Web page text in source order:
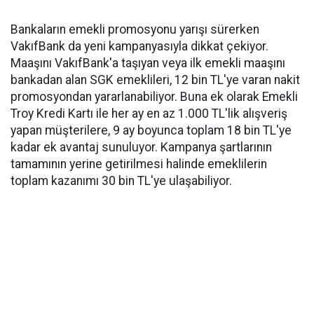
Bankaların emekli promosyonu yarışı sürerken
VakıfBank da yeni kampanyasıyla dikkat çekiyor.
Maaşını VakıfBank'a taşıyan veya ilk emekli maaşını
bankadan alan SGK emeklileri, 12 bin TL'ye varan nakit
promosyondan yararlanabiliyor. Buna ek olarak Emekli
Troy Kredi Kartı ile her ay en az 1.000 TL'lik alışveriş
yapan müşterilere, 9 ay boyunca toplam 18 bin TL'ye
kadar ek avantaj sunuluyor. Kampanya şartlarının
tamamının yerine getirilmesi halinde emeklilerin
toplam kazanımı 30 bin TL'ye ulaşabiliyor.